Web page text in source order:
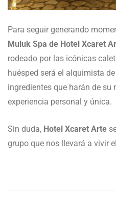
Para seguir generando
Muluk Spa de Hotel Xcaret
rodeado por las icónicas
huésped será el alquimista
ingredientes que harán de
experiencia personal y única.
Sin duda, Hotel Xcaret Arte
grupo que nos llevará a vivir